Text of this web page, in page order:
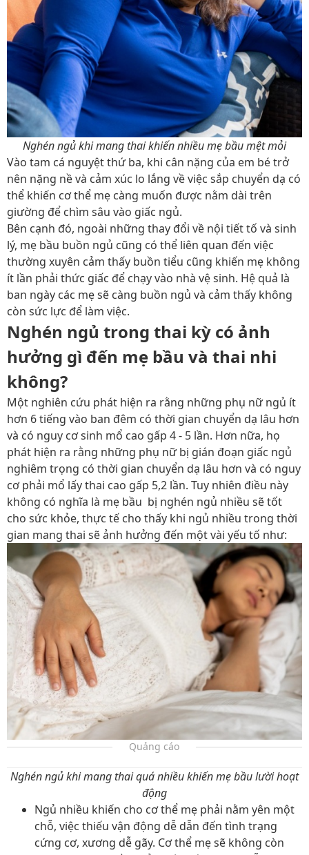
Nghén ngủ khi mang thai khiến nhiều mẹ bầu mệt mỏi
Vào tam cá nguyệt thứ ba, khi cân nặng của em bé trở
nên nặng nề và cảm xúc lo lắng về việc sắp chuyển dạ có
thể khiến cơ thể mẹ càng muốn được nằm dài trên
giường để chìm sâu vào giấc ngủ.
Bên cạnh đó, ngoài những thay đổi về nội tiết tố và sinh
lý, mẹ bầu buồn ngủ cũng có thể liên quan đến việc
thường xuyên cảm thấy buồn tiểu cũng khiến mẹ không
ít lần phải thức giấc để chạy vào nhà vệ sinh. Hệ quả là
ban ngày các mẹ sẽ càng buồn ngủ và cảm thấy không
còn sức lực để làm việc.
Nghén ngủ trong thai kỳ có ảnh
hưởng gì đến mẹ bầu và thai nhi
không?
Một nghiên cứu phát hiện ra rằng những phụ nữ ngủ ít
hơn 6 tiếng vào ban đêm có thời gian chuyển dạ lâu hơn
và có nguy cơ sinh mổ cao gấp 4 - 5 lần. Hơn nữa, họ
phát hiện ra rằng những phụ nữ bị gián đoạn giấc ngủ
nghiêm trọng có thời gian chuyển dạ lâu hơn và có nguy
cơ phải mổ lấy thai cao gấp 5,2 lần. Tuy nhiên điều này
không có nghĩa là mẹ bầu bị nghén ngủ nhiều sẽ tốt
cho sức khỏe, thực tế cho thấy khi ngủ nhiều trong thời
gian mang thai sẽ ảnh hưởng đến một vài yếu tố như:
Quảng cáo
Nghén ngủ khi mang thai quá nhiều khiến mẹ bầu lười hoạt
động
Ngủ nhiều khiến cho cơ thể mẹ phải nằm yên một
chỗ, việc thiếu vận động dễ dẫn đến tình trạng
cứng cơ, xương dễ gãy. Cơ thể mẹ sẽ không còn